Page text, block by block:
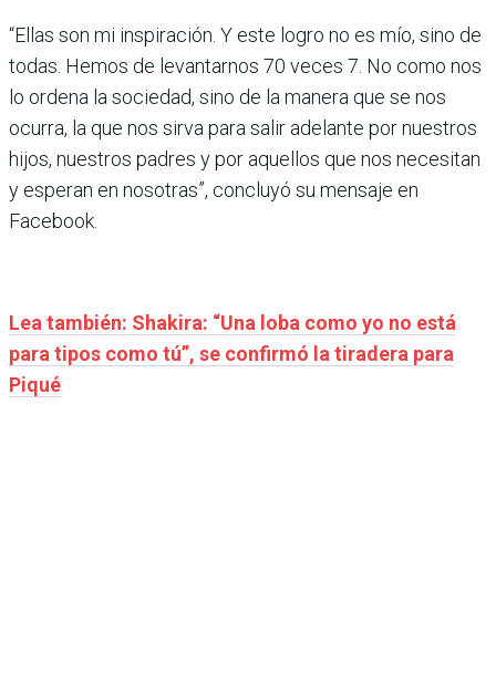
“Ellas son mi inspiración. Y este logro no es mío, sino de
todas. Hemos de levantarnos 70 veces 7. No como nos
lo ordena la sociedad, sino de la manera que se nos
ocurra, la que nos sirva para salir adelante por nuestros
hijos, nuestros padres y por aquellos que nos necesitan
y esperan en nosotras”, concluyó su mensaje en
Facebook.
Lea también: Shakira: “Una loba como yo no está
para tipos como tú”, se confirmó la tiradera para
Piqué